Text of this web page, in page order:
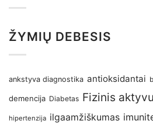
ŽYMIŲ DEBESIS
ankstyva diagnostika antioksidantai
demencija Diabetas Fizinis
hipertenzija ilgaamžiškumas